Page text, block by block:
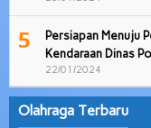
5
Persiapan Menuju
Kendaraan Dinas
22/01/2024
Olahraga Terbaru